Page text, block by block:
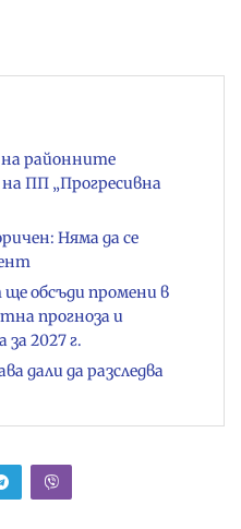
районните
ПП „Прогресивна
Няма да се
обсъди промени в
прогноза и
2027 г.
дали да разследва